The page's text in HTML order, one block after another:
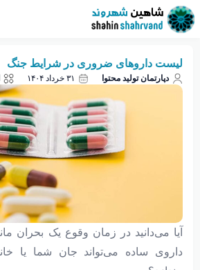
لیست داروهای ضروری در شرایط جنگ
دپارتمان تولید محتوا ۳۱ خرداد ۱۴۰۴
آیا می‌دانید در زمان وقوع یک بحران
داروی ساده می‌تواند جان شما یا